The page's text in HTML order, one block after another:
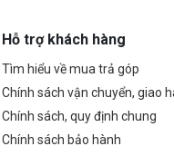
Hỗ trợ khách hàng
Tìm hiểu về mua trả góp
Chính sách vận chuyển, giao
Chính sách, quy định chung
Chính sách bảo hành